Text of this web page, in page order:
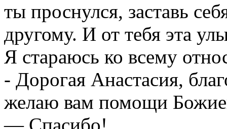
ты проснулся, заставь
другому. И от тебя эта
Я стараюсь ко всему
- Дорогая Анастасия,
желаю вам помощи